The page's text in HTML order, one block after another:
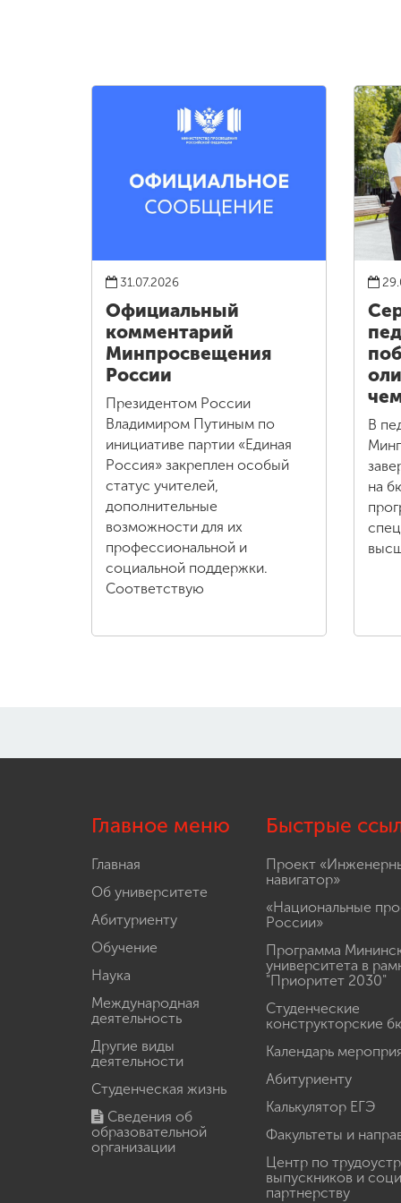
31.07.2026
Официальный
комментарий
Минпросвещения
России
Президентом России
Владимиром Путиным по
инициативе партии «Единая
Россия» закреплен особый
статус учителей,
дополнительные
возможности для их
профессиональной и
социальной поддержки.
Соответствую
В
на
Главное меню
Главная
Об университете
Абитуриенту
Обучение
Наука
Международная
деятельность
Другие виды
деятельности
Студенческая жизнь
Сведения об
образовательной
организации
Быстрые
Проект
навигатор»
«Национальные
России»
Программа
университета в
"Приоритет 2030"
Студенческие
конструкторские
Календарь
Абитуриенту
Калькулятор ЕГЭ
Факультеты и
Центр по
выпускников и
партнерству